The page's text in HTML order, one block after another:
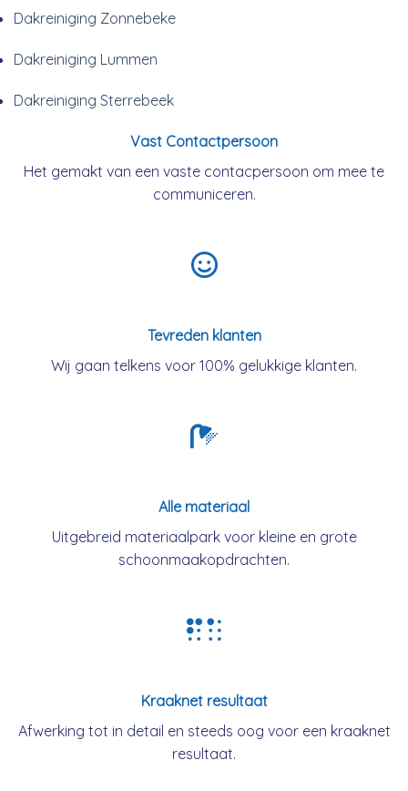
Dakreiniging Zonnebeke
Dakreiniging Lummen
Dakreiniging Sterrebeek
Vast Contactpersoon
Het gemakt van een vaste contacpersoon om mee te
communiceren.
Tevreden klanten
Wij gaan telkens voor 100% gelukkige klanten.
Alle materiaal
Uitgebreid materiaalpark voor kleine en grote
schoonmaakopdrachten.
Kraaknet resultaat
Afwerking tot in detail en steeds oog voor een kraaknet
resultaat.